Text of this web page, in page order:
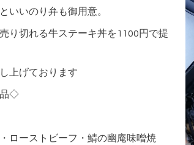
いいのり弁も御用意。
り切れる牛ステーキ丼を1100円で提
上げております
品◇
ローストビーフ・鯖の幽庵味噌焼